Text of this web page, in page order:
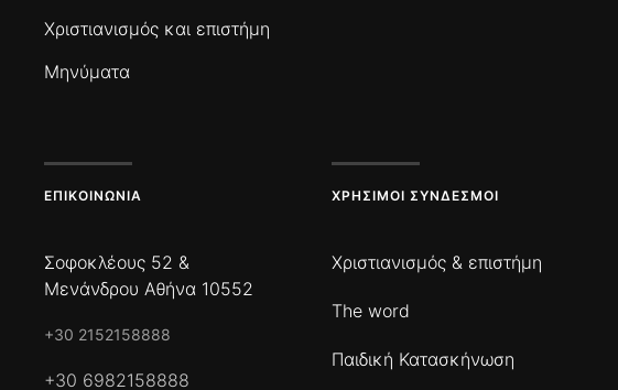
Χριστιανισμός και επιστήμη
Μηνύματα
ΕΠΙΚΟΙΝΩΝΊΑ
Σοφοκλέους 52 &
Μενάνδρου Αθήνα 10552
+30 2152158888
+30 6982158888
ΧΡΉΣΙΜΟΙ ΣΎΝΔΕΣΜΟΙ
Χριστιανισμός & επιστήμη
The word
Παιδική Κατασκήνωση